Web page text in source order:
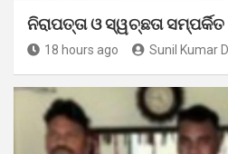
ନିରାପତ୍ତା ଓ ସ୍ୱଚ୍ଛତା
18 hours ago Sunil Kumar